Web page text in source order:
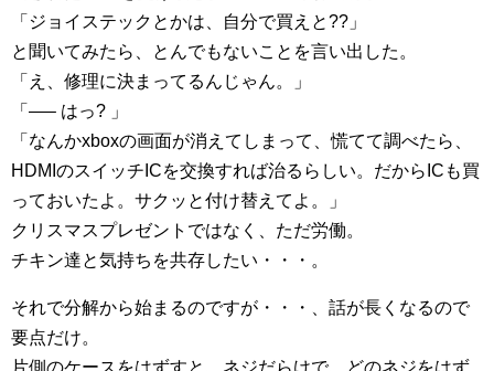
「ジョイステックとかは、自分で買えと??」
と聞いてみたら、とんでもないことを言い出した。
「え、修理に決まってるんじゃん。」
「—– はっ? 」
「なんかxboxの画面が消えてしまって、慌てて調べたら、
HDMIのスイッチICを交換すれば治るらしい。だからICも買
っておいたよ。サクッと付け替えてよ。」
クリスマスプレゼントではなく、ただ労働。
チキン達と気持ちを共存したい・・・。
それで分解から始まるのですが・・・、話が長くなるので
要点だけ。
片側のケースをはずすと、ネジだらけで、どのネジをはず